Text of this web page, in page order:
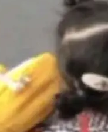
T
拷贝
层基
平将
信组
现了一
），
场景的
的技术
部署，
企业已
有云模
随着 AI
组织
全性、
年人工
智能在
赋能、
信服
着各行
结
之一。